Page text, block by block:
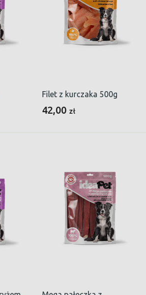
Filet z kurczaka 500g
42,00 zł